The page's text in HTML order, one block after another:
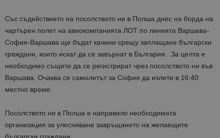
Със съдействието на посолството ни в Полша днес на борда на
чартърен полет на авиокомпанията ЛОТ по линията Варшава-
София-Варшава ще бъдат качени срещу заплащане български
граждани, които искат да се завърнат в България. За целта е
необходимо същите да се регистрират чрез посолството ни във
Варшава. Очаква се самолетът за София да излети в 16:40
местно време.
Посолството ни в Полша е направило необходимата
организация за улесняване завръщането на желаещите